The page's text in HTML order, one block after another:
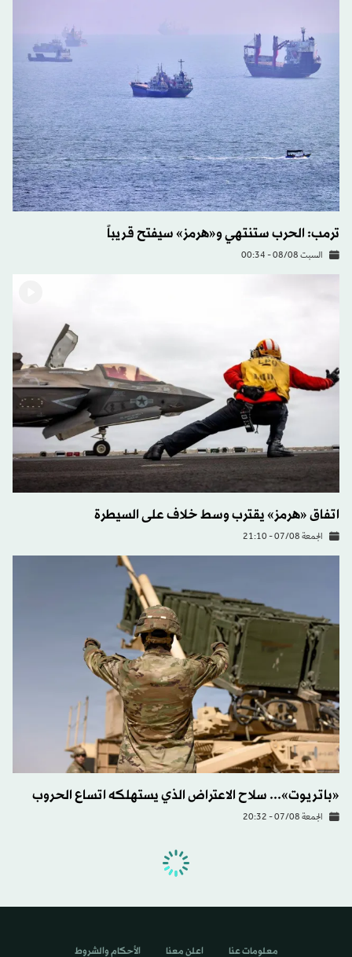
ترمب: الحرب ستنتهي و«هرمز» سيفتح قريباً
السبت 08/08 - 00:34
اتفاق «هرمز» يقترب وسط خلاف على السيطرة
الجمعة 07/08 - 21:10
«باتريوت»... سلاح الاعتراض الذي يستهلكه اتساع الحروب
الجمعة 07/08 - 20:32